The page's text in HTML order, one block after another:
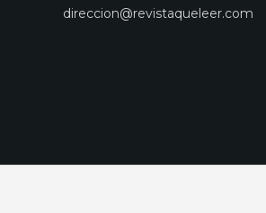
direccion@revistaqueleer.com